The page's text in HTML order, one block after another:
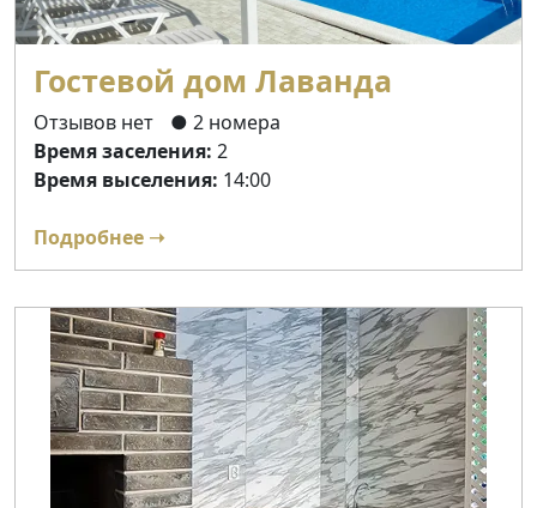
Гостевой дом Лаванда
Отзывов нет
● 2 номера
Время заселения: 2
Время выселения: 14:00
Подробнее ➝